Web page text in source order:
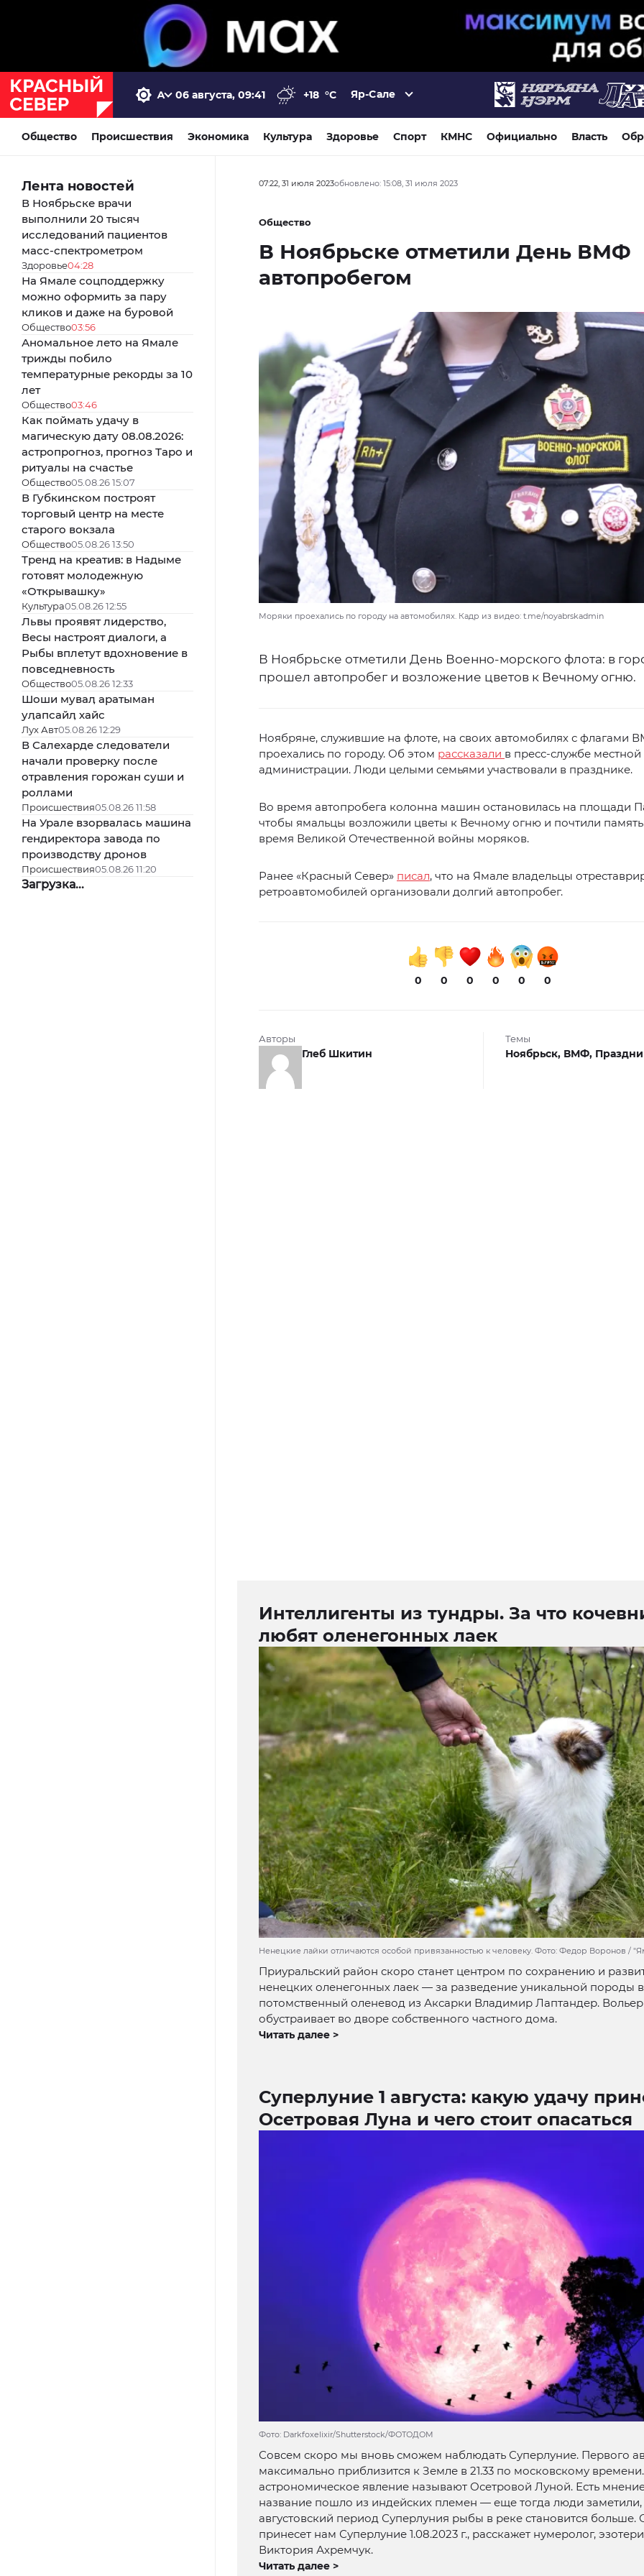
06 августа, 09:41 +18 °C Яр-Сале
Общество Происшествия Экономика Культура Здоровье Спорт КМНС Официально Власть
Лента новостей
В Ноябрьске врачи
выполнили 20 тысяч
исследований пациентов
масс-спектрометром
Здоровье04:28
На Ямале соцподдержку
можно оформить за пару
кликов и даже на буровой
Общество03:56
Аномальное лето на Ямале
трижды побило
температурные рекорды за 10
лет
Общество03:46
Как поймать удачу в
магическую дату 08.08.2026:
астропрогноз, прогноз Таро и
ритуалы на счастье
Общество05.08.26 15:07
В Губкинском построят
торговый центр на месте
старого вокзала
Общество05.08.26 13:50
Тренд на креатив: в Надыме
готовят молодежную
«Открывашку»
Культура05.08.26 12:55
Львы проявят лидерство,
Весы настроят диалоги, а
Рыбы вплетут вдохновение в
повседневность
Общество05.08.26 12:33
Шоши муваӆ аратыман
уӆапсайӆ хайс
Лух Авт05.08.26 12:29
В Салехарде следователи
начали проверку после
отравления горожан суши и
роллами
Происшествия05.08.26 11:58
На Урале взорвалась машина
гендиректора завода по
производству дронов
Происшествия05.08.26 11:20
Загрузка...
07:22, 31 июля 2023обновлено: 15:08, 31 июля 2023
Общество
В Ноябрьске отметили День ВМФ
автопробегом
Моряки проехались по городу на автомобилях. Кадр из видео: t.me/noyabrskadmin
В Ноябрьске отметили День Военно-морского флота: в
прошел автопробег и возложение цветов к Вечному огню.
Ноябряне, служившие на флоте, на своих автомобилях с флагами
проехались по городу. Об этом рассказали в пресс-службе местной
администрации. Люди целыми семьями участвовали в празднике.
Во время автопробега колонна машин остановилась на площади
чтобы ямальцы возложили цветы к Вечному огню и почтили
время Великой Отечественной войны моряков.
Ранее «Красный Север» писал, что на Ямале владельцы
ретроавтомобилей организовали долгий автопробег.
0 0 0 0 0 0
Авторы
Глеб Шкитин
Темы
Ноябрьск, ВМФ,
Интеллигенты из тундры. За что
любят оленегонных лаек
Ненецкие лайки отличаются особой привязанностью к человеку. Фото: Федор Воронов /
Приуральский район скоро станет центром по сохранению и
ненецких оленегонных лаек — за разведение уникальной породы
потомственный оленевод из Аксарки Владимир Лаптандер.
обустраивает во дворе собственного частного дома.
Читать далее >
Суперлуние 1 августа: какую удачу
Осетровая Луна и чего стоит опасаться
Фото: Darkfoxelixir/Shutterstock/ФОТОДОМ
Совсем скоро мы вновь сможем наблюдать Суперлуние. Первого
максимально приблизится к Земле в 21.33 по московскому
астрономическое явление называют Осетровой Луной. Есть
название пошло из индейских племен — еще тогда люди заметили,
августовский период Суперлуния рыбы в реке становится больше.
принесет нам Суперлуние 1.08.2023 г., расскажет нумеролог,
Виктория Ахремчук.
Читать далее >